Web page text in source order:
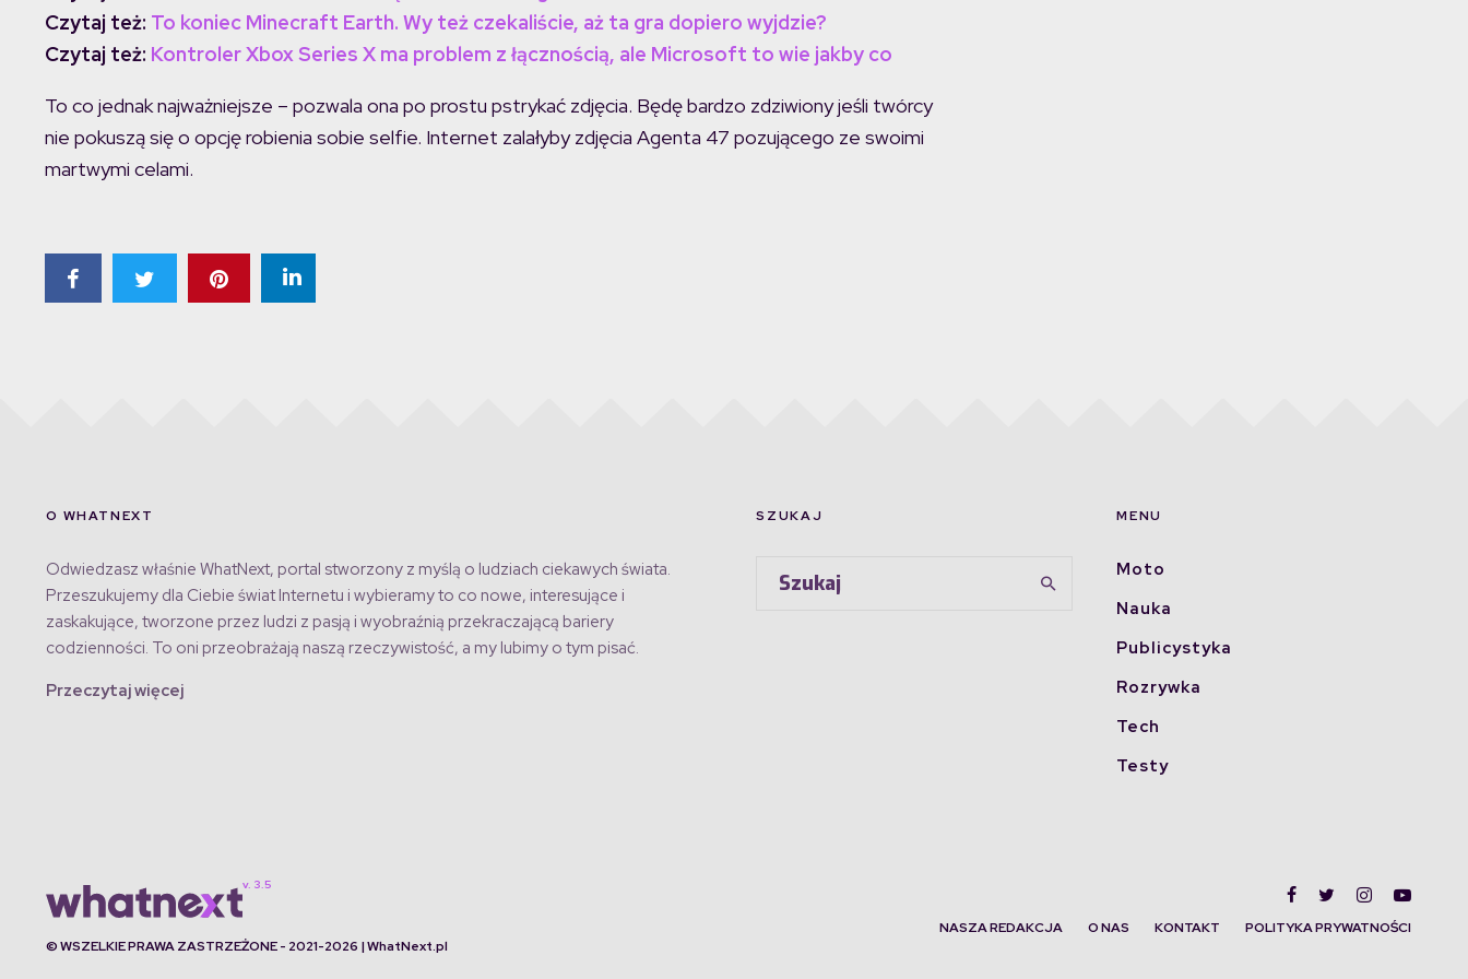
Czytaj też: To koniec Minecraft Earth. Wy też czekaliście, aż ta gra dopiero wyjdzie?
Czytaj też: Kontroler Xbox Series X ma problem z łącznością, ale Microsoft to wie jakby co
To co jednak najważniejsze – pozwala ona po prostu pstrykać zdjęcia. Będę bardzo zdziwiony jeśli twórcy
nie pokuszą się o opcję robienia sobie selfie. Internet zalałyby zdjęcia Agenta 47 pozującego ze swoimi
martwymi celami.
O WHATNEXT
Odwiedzasz właśnie WhatNext, portal stworzony z myślą o ludziach ciekawych świata.
Przeszukujemy dla Ciebie świat Internetu i wybieramy to co nowe, interesujące i
zaskakujące, tworzone przez ludzi z pasją i wyobraźnią przekraczającą bariery
codzienności. To oni przeobrażają naszą rzeczywistość, a my lubimy o tym pisać.
Przeczytaj więcej
SZUKAJ MENU
Moto
Nauka
Publicystyka
Rozrywka
Tech
Testy
© WSZELKIE PRAWA ZASTRZEŻONE - 2021-2026 | WhatNext.pl
NASZA REDAKCJA O NAS KONTAKT POLITYKA PRYWATNOŚCI